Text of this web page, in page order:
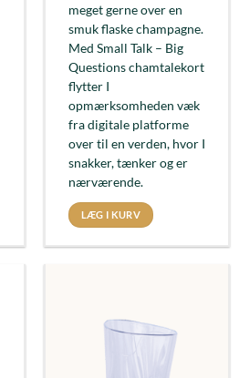
meget gerne over en
smuk flaske champagne.
Med Small Talk – Big
Questions chamtalekort
flytter I
opmærksomheden væk
fra digitale platforme
over til en verden, hvor I
snakker, tænker og er
nærværende.
LÆG I KURV